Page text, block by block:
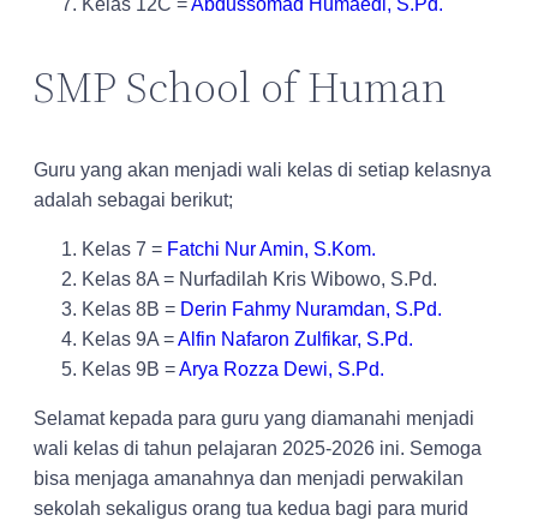
Kelas 12C =Abdussomad Humaedi, S.Pd.
SMP School of Human
Guru yang akan menjadi wali kelas di setiap kelasnya
adalah sebagai berikut;
Kelas 7 = Fatchi Nur Amin, S.Kom.
Kelas 8A = Nurfadilah Kris Wibowo, S.Pd.
Kelas 8B = Derin Fahmy Nuramdan, S.Pd.
Kelas 9A =Alfin Nafaron Zulfikar, S.Pd.
Kelas 9B =Arya Rozza Dewi, S.Pd.
Selamat kepada para guru yang diamanahi menjadi
wali kelas di tahun pelajaran 2025-2026 ini. Semoga
bisa menjaga amanahnya dan menjadi perwakilan
sekolah sekaligus orang tua kedua bagi para murid